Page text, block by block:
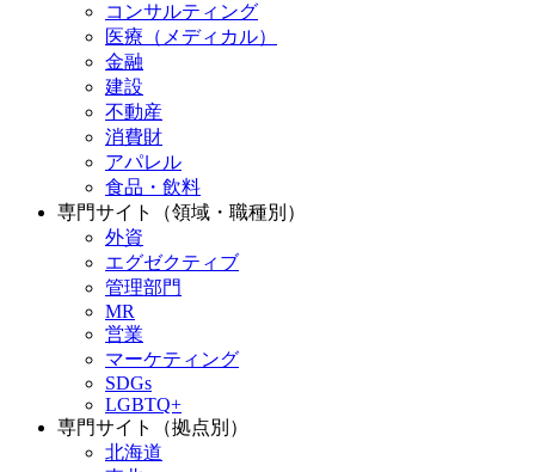
コンサルティング
医療（メディカル）
金融
建設
不動産
消費財
アパレル
食品・飲料
専門サイト（領域・職種別）
外資
エグゼクティブ
管理部門
MR
営業
マーケティング
SDGs
LGBTQ+
専門サイト（拠点別）
北海道